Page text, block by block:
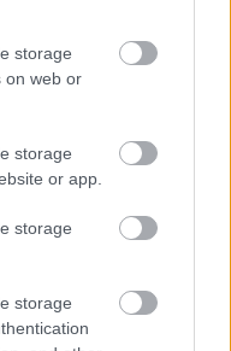
storage
on web or
storage
or app.
storage
storage
35 χρόνια
33 έτη ασφάλισης
μικτά
τμήμα της